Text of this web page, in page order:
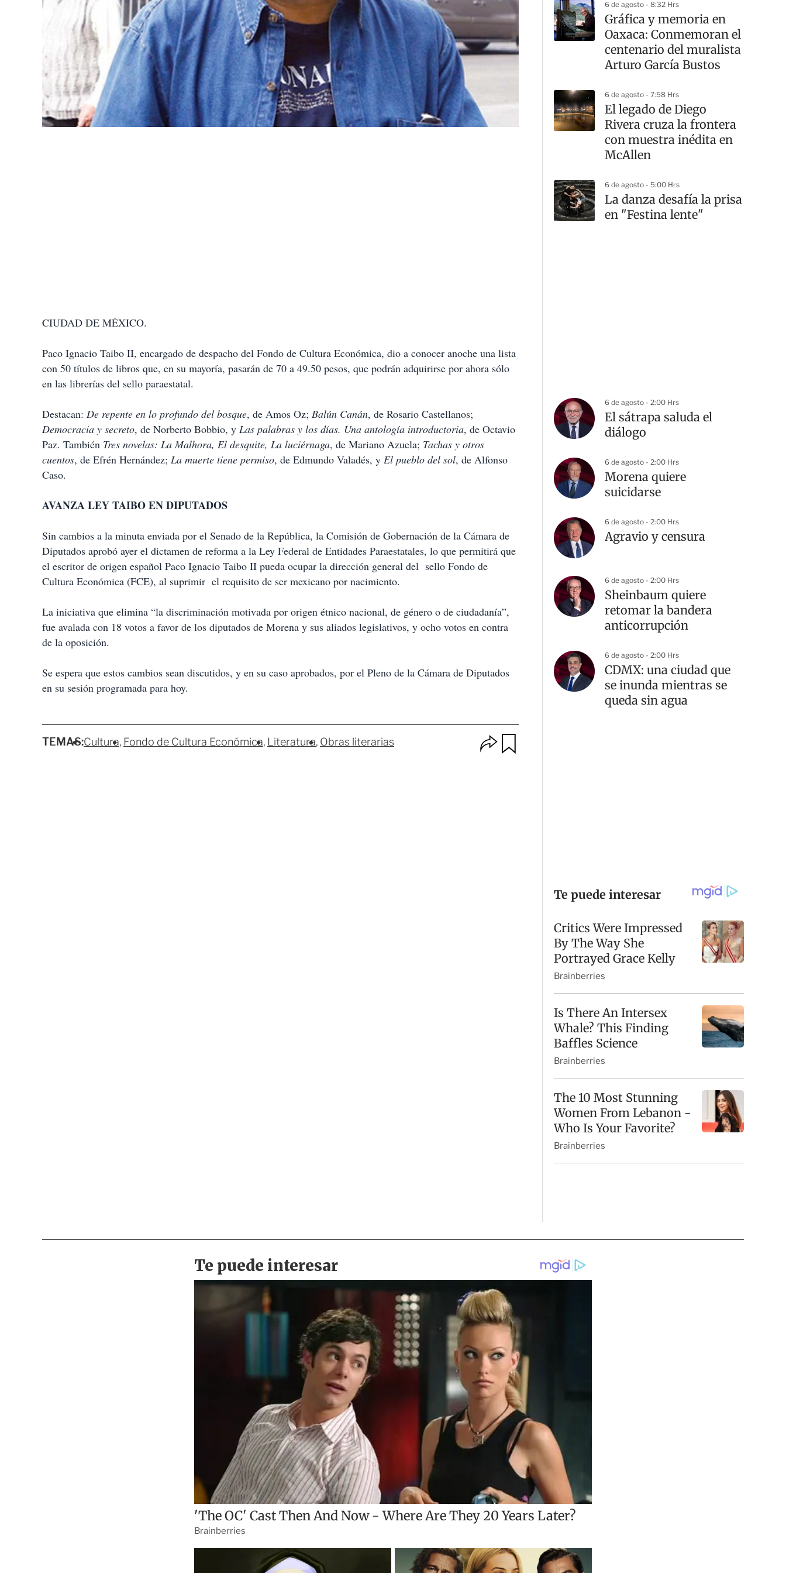
CIUDAD DE MÉXICO.
Paco Ignacio Taibo II, encargado de despacho del Fondo de Cultura Económica, dio a conocer anoche una lista
con 50 títulos de libros que, en su mayoría, pasarán de 70 a 49.50 pesos, que podrán adquirirse por ahora sólo
en las librerías del sello paraestatal.
Destacan: De repente en lo profundo del bosque, de Amos Oz; Balún Canán, de Rosario Castellanos;
Democracia y secreto, de Norberto Bobbio, y Las palabras y los días. Una antología introductoria, de Octavio
Paz. También Tres novelas: La Malhora, El desquite, La luciérnaga, de Mariano Azuela; Tachas y otros
cuentos, de Efrén Hernández; La muerte tiene permiso, de Edmundo Valadés, y El pueblo del sol, de Alfonso
Caso.
AVANZA LEY TAIBO EN DIPUTADOS
Sin cambios a la minuta enviada por el Senado de la República, la Comisión de Gobernación de la Cámara de
Diputados aprobó ayer el dictamen de reforma a la Ley Federal de Entidades Paraestatales, lo que permitirá que
el escritor de origen español Paco Ignacio Taibo II pueda ocupar la dirección general del sello Fondo de
Cultura Económica (FCE), al suprimir el requisito de ser mexicano por nacimiento.
La iniciativa que elimina “la discriminación motivada por origen étnico nacional, de género o de ciudadanía”,
fue avalada con 18 votos a favor de los diputados de Morena y sus aliados legislativos, y ocho votos en contra
de la oposición.
Se espera que estos cambios sean discutidos, y en su caso aprobados, por el Pleno de la Cámara de Diputados
en su sesión programada para hoy.
TEMAS:Cultura Fondo de Cultura Económica Literatura Obras literarias
p
6 de agosto - 8:32 Hrs
Gráfica y memoria en
Oaxaca: Conmemoran el
centenario del muralista
Arturo García Bustos
6 de agosto - 7:58 Hrs
El legado de Diego
Rivera cruza la frontera
con muestra inédita en
McAllen
6 de agosto - 5:00 Hrs
La danza desafía la prisa
en "Festina lente"
6 de agosto - 2:00 Hrs
El sátrapa saluda el
diálogo
6 de agosto - 2:00 Hrs
Morena quiere
suicidarse
6 de agosto - 2:00 Hrs
Agravio y censura
6 de agosto - 2:00 Hrs
Sheinbaum quiere
retomar la bandera
anticorrupción
6 de agosto - 2:00 Hrs
CDMX: una ciudad que
se inunda mientras se
queda sin agua